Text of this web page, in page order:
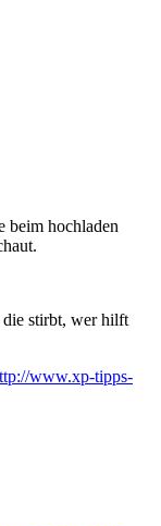
beim hochladen
stirbt, wer hilft
www.xp-tipps-